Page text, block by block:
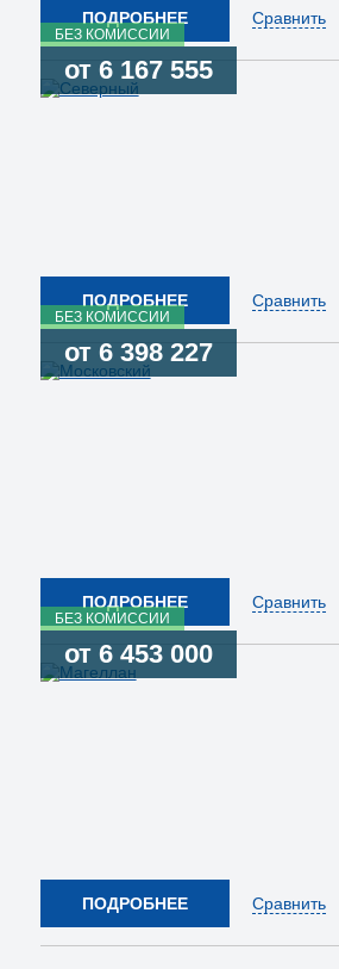
ПОДРОБНЕЕ Сравнить
БЕЗ КОМИССИИ
от 6 167 555
ПОДРОБНЕЕ Сравнить
БЕЗ КОМИССИИ
от 6 398 227
ПОДРОБНЕЕ Сравнить
БЕЗ КОМИССИИ
от 6 453 000
ПОДРОБНЕЕ Сравнить